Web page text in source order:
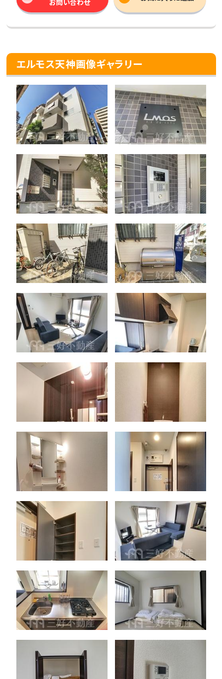
お問い合わせ
エルモス天神画像ギャラリー